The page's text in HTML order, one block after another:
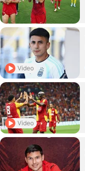
Video
Video